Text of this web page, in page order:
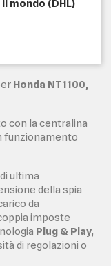
mondo (DHL)
Honda NT1100,
con la centralina
funzionamento
ultima
della spia
da
imposte
Plug & Play,
di regolazioni o